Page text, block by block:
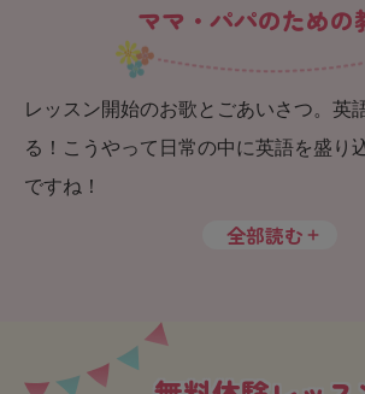
ママ・パパのための
レッスン開始のお歌とごあいさつ。英
る！こうやって日常の中に英語を盛り
ですね！
全部読む